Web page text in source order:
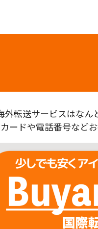
外転送サービスはなん
ードや電話番号など